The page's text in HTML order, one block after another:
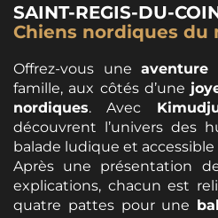
SAINT-REGIS-DU-
Chiens nordiques du
Offrez-vous une aventure
famille, aux côtés d’une
nordiques. Avec
découvrent l’univers des
balade ludique et accessible
Après une présentation
explications, chacun est
quatre pattes pour une